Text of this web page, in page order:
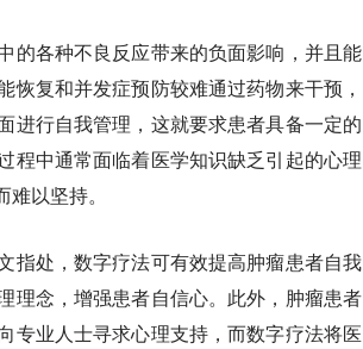
的各种不良反应带来的负面影响，并且能
复和并发症预防较难通过药物来干预，
进行自我管理，这就要求患者具备一定的
程中通常面临着医学知识缺乏引起的心理
以坚持。
指处，数字疗法可有效提高肿瘤患者自我
理念，增强患者自信心。此外，肿瘤患者
专业人士寻求心理支持，而数字疗法将医